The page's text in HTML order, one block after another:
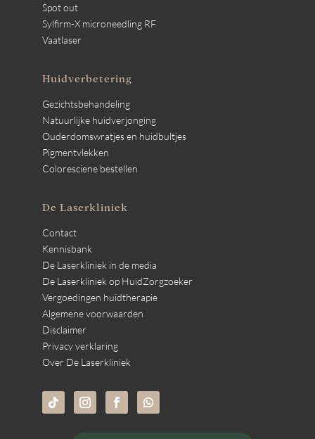
Spot out
Sylfirm-X microneedling RF
Vaatlaser
Huidverbetering
Gezichtsbehandeling
Natuurlijke huidverjonging
Ouderdomswratjes en huidbultjes
Pigmentvlekken
Coloresciene bestellen
De Laserkliniek
Contact
Kennisbank
De Laserkliniek in de media
De Laserkliniek op HuidZorgzoeker
Vergoedingen huidtherapie
Algemene voorwaarden
Disclaimer
Privacy verklaring
Over De Laserkliniek